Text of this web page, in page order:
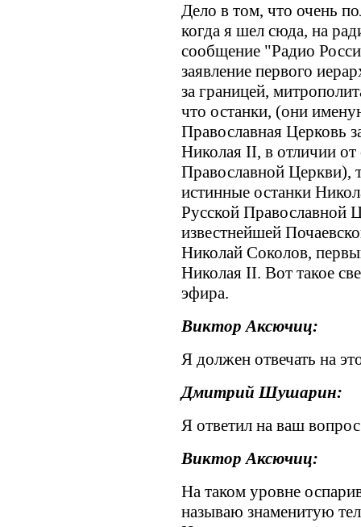
Дело в том, что очень
когда я шел сюда, на
сообщение "Радио
заявление первого
за границей,
что останки, (они
Православная Церковь
Николая II, в отличии от
Православной Церкви),
истинные останки
Русской Православной
известнейшей
Николай Соколов,
Николая II. Вот такое
эфира.
Виктор Аксючиц:
Я должен отвечать на
Дмитрий Шушарин:
Я ответил на ваш
Виктор Аксючиц:
На таком уровне
называю знаменитую